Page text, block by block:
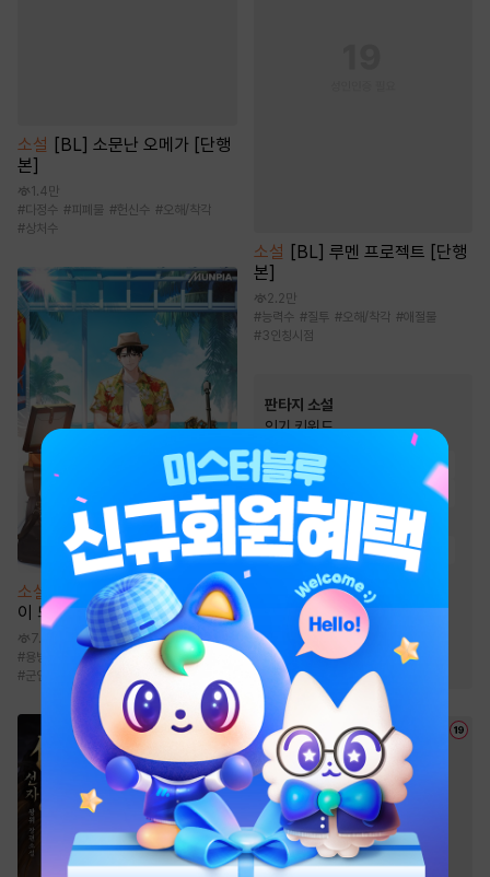
소설 [BL] 소문난 오메가 [단행
본]
1.4만
#다정수 #피폐물 #헌신수 #오해/착각
#상처수
소설 인벤토리로 암시장의 거물
이 되었다.
7.7만
# 용병 먼치킨 #이능력
현대판타지
#군인
소설 [BL] 루멘 프로젝트 [단행
본]
2.2만
#능력수 #질투 #오해/착각 #애절물
#3인칭시점
판타지 소설
인기 키워드
#전쟁물
빙의물
#전문직
먼치킨
#
통쾌함
스포츠물
#환생물 #유쾌함 #회귀물
게임시스템 #
경영/기업
천재 성장물 #비장함
재벌물 #이능력
#차원이동물 복수물